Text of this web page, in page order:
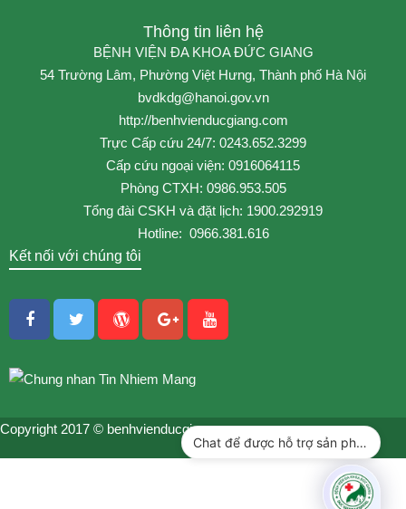
Thông tin liên hệ
BỆNH VIỆN ĐA KHOA ĐỨC GIANG
54 Trường Lâm, Phường Việt Hưng, Thành phố Hà Nội
bvdkdg@hanoi.gov.vn
http://benhvienducgiang.com
Trực Cấp cứu 24/7: 0243.652.3299
Cấp cứu ngoại viện: 0916064115
Phòng CTXH: 0986.953.505
Tổng đài CSKH và đặt lịch: 1900.292919
Hotline: 0966.381.616
Kết nối với chúng tôi
Copyright 2017 © benhvienducgiang.com
Chat để được hỗ trợ sản phẩm